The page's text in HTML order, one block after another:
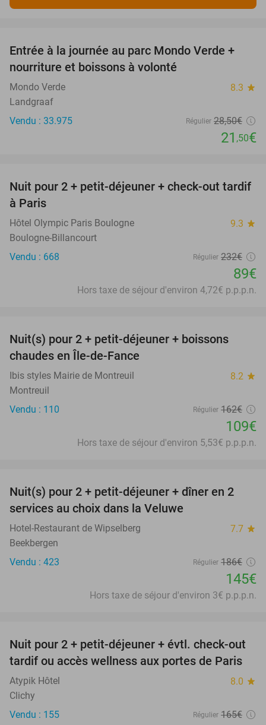
25%
Entrée à la journée au parc Mondo Verde +
nourriture et boissons à volonté
Mondo Verde 8.3 star
Landgraaf
Vendu : 33.975
Régulier 28,50€
21 ,50€
62%
Nuit pour 2 + petit-déjeuner + check-out tardif
à Paris
Hôtel Olympic Paris Boulogne 9.3 star
Boulogne-Billancourt
Vendu : 668
Régulier 232€
89€
Hors taxe de séjour d'environ 4,72€ p.p.p.n.
Nuit(s) pour 2 + petit-déjeuner + boissons
chaudes en Île-de-Fance
Ibis styles Mairie de Montreuil 8.2 star
Montreuil
Vendu : 110
Régulier 162€
109€
Hors taxe de séjour d'environ 5,53€ p.p.p.n.
22%
Nuit(s) pour 2 + petit-déjeuner + dîner en 2
services au choix dans la Veluwe
Hotel-Restaurant de Wipselberg 7.7 star
Beekbergen
Vendu : 423
Régulier 186€
145€
Hors taxe de séjour d'environ 3€ p.p.p.n.
38%
Nuit pour 2 + petit-déjeuner + évtl. check-out
tardif ou accès wellness aux portes de Paris
Atypik Hôtel 8.0 star
Clichy
Vendu : 155
Régulier 165€